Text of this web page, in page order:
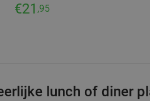
€21 ,95
lunch of diner